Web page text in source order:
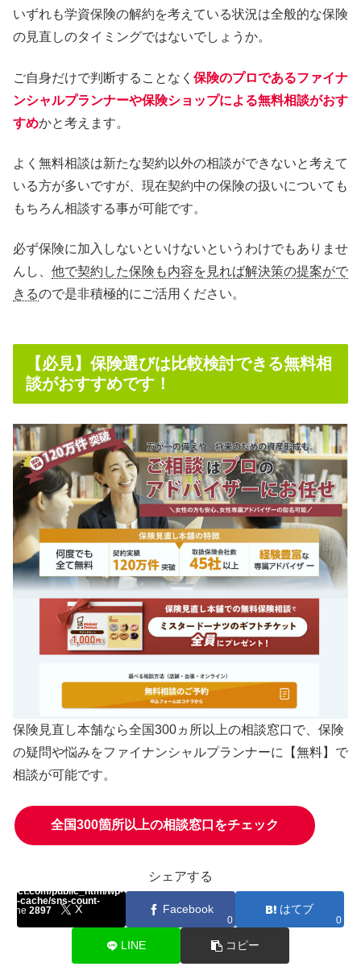
いずれも学資保険の解約を考えている状況は全般的な保険
の見直しのタイミングではないでしょうか。
ご自身だけで判断することなく 保険のプロであるファイナ
ンシャルプランナーや保険ショップによる無料相談がおす
すめかと考えます。
よく無料相談は新たな契約以外の相談ができないと考えて
いる方が多いですが、現在契約中の保険の扱いについても
もちろん相談する事が可能です。
必ず保険に加入しないといけないというわけでもありませ
んし、 他で契約した保険も内容を見れば解決策の提案がで
きるので是非積極的にご活用ください。
【必見】保険選びは比較検討できる無料相
談がおすすめです！
保険見直し本舗なら全国300ヵ所以上の相談窓口で、保険
の疑問や悩みをファイナンシャルプランナーに
【無料】で
相談が可能です。
全国300箇所以上の相談窓口をチェック
シェアする
X
public_html/wp-
cache/sns-count-
line2897
Facebook
0
はてブ
0
LINE コピー